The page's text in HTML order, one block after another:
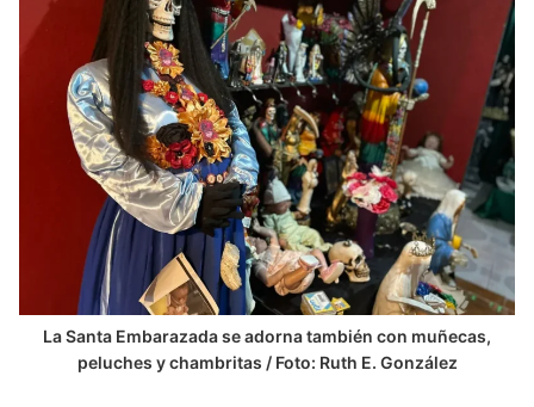
La Santa Embarazada se adorna también con muñecas,
peluches y chambritas / Foto: Ruth E. González